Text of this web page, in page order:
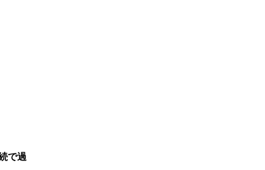
で過